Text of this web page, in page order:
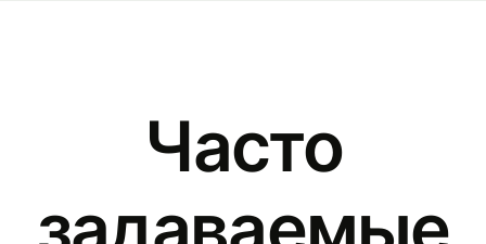
Часто